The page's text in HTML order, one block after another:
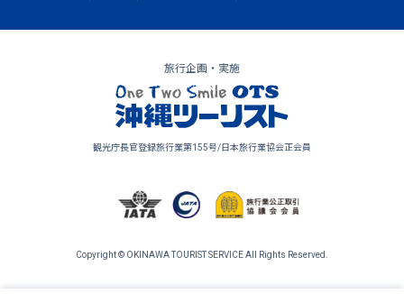
旅行企画・実施
観光庁長官登録旅行業第155号/日本旅行業協会正会員
Copyright © OKINAWA TOURIST SERVICE All Rights Reserved.